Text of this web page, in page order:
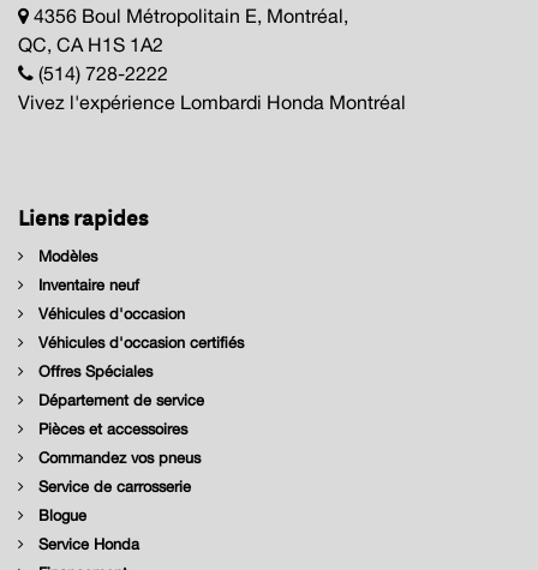
4356 Boul Métropolitain E, Montréal,
QC, CA H1S 1A2
(514) 728-2222
Vivez l'expérience Lombardi Honda Montréal
Liens rapides
Modèles
Inventaire neuf
Véhicules d'occasion
Véhicules d'occasion certifiés
Offres Spéciales
Département de service
Pièces et accessoires
Commandez vos pneus
Service de carrosserie
Blogue
Service Honda